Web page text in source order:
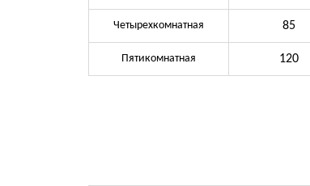
Четырехкомнатная 85
Пятикомнатная 120